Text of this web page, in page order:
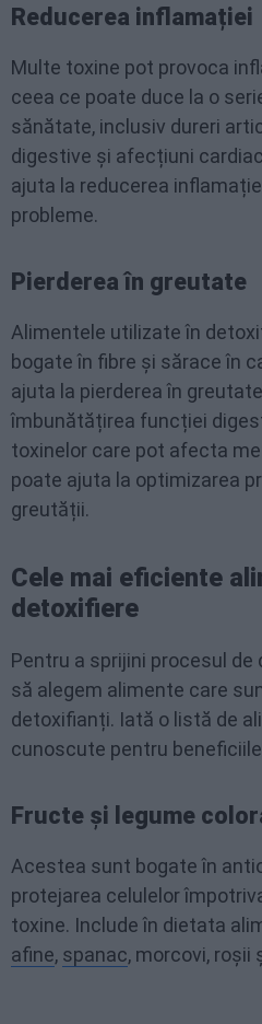
Reducerea inflamației
Multe toxine pot provoca
ceea ce poate duce la o
sănătate, inclusiv dureri
digestive și afecțiuni
ajuta la reducerea
probleme.
Pierderea în greutate
Alimentele utilizate în
bogate în fibre și sărace în
ajuta la pierderea în
îmbunătățirea funcției
toxinelor care pot afecta
poate ajuta la optimizarea
greutății.
Cele mai eficiente
detoxifiere
Pentru a sprijini procesul
să alegem alimente care
detoxifianți. Iată o listă de
cunoscute pentru
Fructe și legume
Acestea sunt bogate în
protejarea celulelor
toxine. Include în dietata
afine, spanac, morcovi, roșii